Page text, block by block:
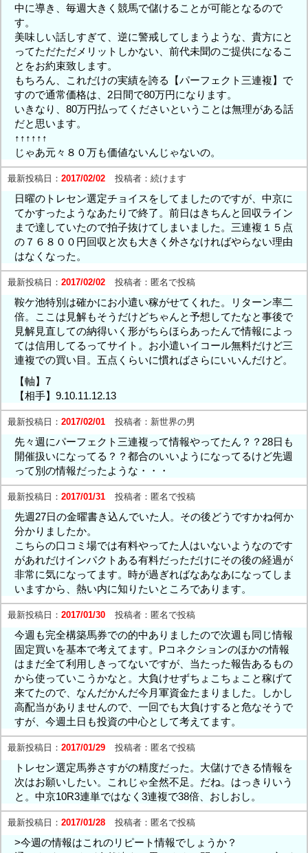
中に導き、毎週大きく競馬で儲けることが可能となるので
す。
美味しい話しすぎて、逆に警戒してしまうような、貴方にと
ってただただメリットしかない、前代未聞のご提供になるこ
とをお約束致します。
もちろん、これだけの実績を誇る【パーフェクト三連複】で
すので通常価格は、2日間で80万円になります。
いきなり、80万円払ってくださいということは無理がある話
だと思います。
↑↑↑↑↑↑
じゃあ元々８０万も価値ないんじゃないの。
最新投稿日： 2017/02/02 投稿者： 続けます
日曜のトレセン選定チョイスをしてましたのですが、中京に
てかすったようなあたりで終了。前日はきちんと回収ライン
まで達していたので拍子抜けてしまいました。三連複１５点
の７６８００円回収と次も大きく外さなければやらない理由
はなくなった。
最新投稿日： 2017/02/02 投稿者： 匿名で投稿
鞍ケ池特別は確かにお小遣い稼がせてくれた。リターン率二
倍。ここは見解もそうだけどちゃんと予想してたなと事後で
見解見直しての納得いく形がちらほらあったんで情報によっ
ては信用してるってサイト。お小遣いイコール無料だけど三
連複での買い目。五点くらいに慣ればさらにいいんだけど。
【軸】7
【相手】9.10.11.12.13
最新投稿日： 2017/02/01 投稿者： 新世界の男
先々週にパーフェクト三連複って情報やってたん？？28日も
開催扱いになってる？？都合のいいようになってるけど先週
って別の情報だったような・・・
最新投稿日： 2017/01/31 投稿者： 匿名で投稿
先週27日の金曜書き込んでいた人。その後どうですかね何か
分かりましたか。
こちらの口コミ場では有料やってた人はいないようなのです
があれだけインパクトある有料だっただけにその後の経過が
非常に気になってます。時が過ぎればなあなあになってしま
いますから、熱い内に知りたいところであります。
最新投稿日： 2017/01/30 投稿者： 匿名で投稿
今週も完全構築馬券での的中ありましたので次週も同じ情報
固定買いを基本で考えてます。Pコネクションのほかの情報
はまだ全て利用しきってないですが、当たった報告あるもの
から使っていこうかなと。大負けせずちょこちょこと稼げて
来てたので、なんだかんだ今月軍資金たまりました。しかし
高配当がありませんので、一回でも大負けすると危なそうで
すが、今週土日も投資の中心として考えてます。
最新投稿日： 2017/01/29 投稿者： 匿名で投稿
トレセン選定馬券さすがの精度だった。大儲けできる情報を
次はお願いしたい。これじゃ全然不足。だね。はっきりいう
と。中京10R3連単ではなく3連複で38倍、おしおし。
最新投稿日： 2017/01/28 投稿者： 匿名で投稿
>今週の情報はこれのリピート情報でしょうか？